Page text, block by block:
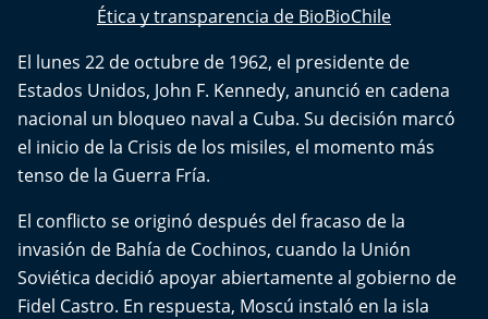
Los Inestables
Más de 100 Días
Tu Mereces Ser Feliz
Efemérides
Cultura y Espectáculos
Del Fin del Mundo
Ética y transparencia de BioBioChile
El lunes 22 de octubre de 1962, el presidente de
Estados Unidos, John F. Kennedy, anunció en cadena
nacional un bloqueo naval a Cuba. Su decisión marcó
el inicio de la Crisis de los misiles, el momento más
tenso de la Guerra Fría.
El conflicto se originó después del fracaso de la
invasión de Bahía de Cochinos, cuando la Unión
Soviética decidió apoyar abiertamente al gobierno de
Fidel Castro. En respuesta, Moscú instaló en la isla